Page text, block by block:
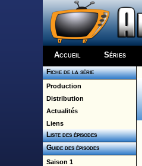
Accueil Séries
Fiche de la série
Production
Distribution
Actualités
Liens
Liste des épisodes
Guide des épisodes
Saison 1